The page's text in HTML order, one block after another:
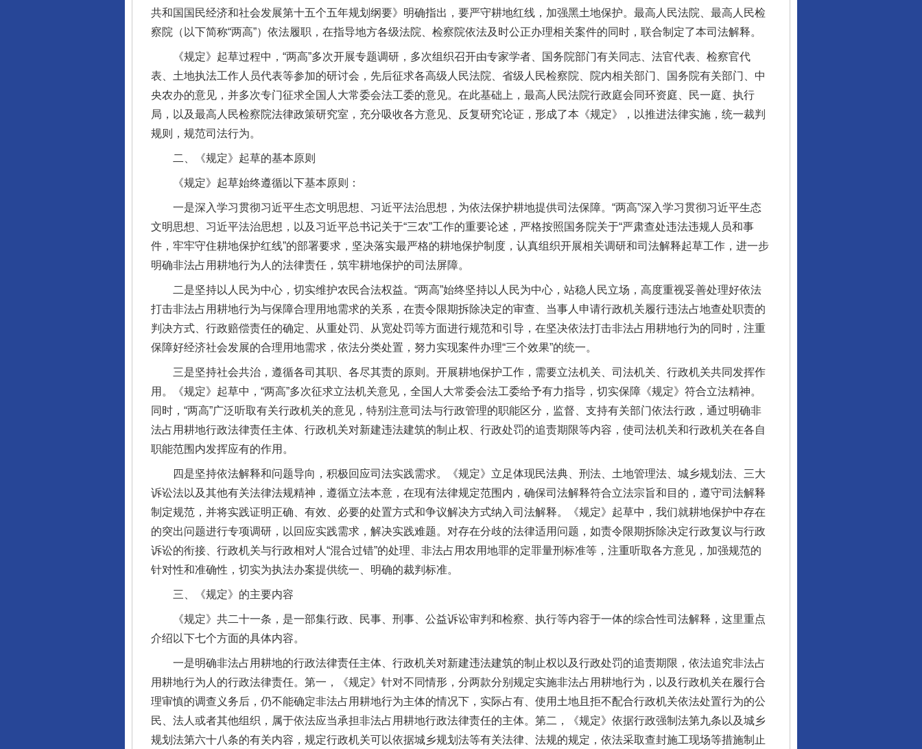
共和国国民经济和社会发展第十五个五年规划纲要》明确指出，要严守耕地红线，加强黑土地保护。最高人民法院、最高人民检
察院（以下简称“两高”）依法履职，在指导地方各级法院、检察院依法及时公正办理相关案件的同时，联合制定了本司法解释。
《规定》起草过程中，“两高”多次开展专题调研，多次组织召开由专家学者、国务院部门有关同志、法官代表、检察官代
表、土地执法工作人员代表等参加的研讨会，先后征求各高级人民法院、省级人民检察院、院内相关部门、国务院有关部门、中
央农办的意见，并多次专门征求全国人大常委会法工委的意见。在此基础上，最高人民法院行政庭会同环资庭、民一庭、执行
局，以及最高人民检察院法律政策研究室，充分吸收各方意见、反复研究论证，形成了本《规定》，以推进法律实施，统一裁判
规则，规范司法行为。
二、《规定》起草的基本原则
《规定》起草始终遵循以下基本原则：
一是深入学习贯彻习近平生态文明思想、习近平法治思想，为依法保护耕地提供司法保障。“两高”深入学习贯彻习近平生态
文明思想、习近平法治思想，以及习近平总书记关于“三农”工作的重要论述，严格按照国务院关于“严肃查处违法违规人员和事
件，牢牢守住耕地保护红线”的部署要求，坚决落实最严格的耕地保护制度，认真组织开展相关调研和司法解释起草工作，进一步
明确非法占用耕地行为人的法律责任，筑牢耕地保护的司法屏障。
二是坚持以人民为中心，切实维护农民合法权益。“两高”始终坚持以人民为中心，站稳人民立场，高度重视妥善处理好依法
打击非法占用耕地行为与保障合理用地需求的关系，在责令限期拆除决定的审查、当事人申请行政机关履行违法占地查处职责的
判决方式、行政赔偿责任的确定、从重处罚、从宽处罚等方面进行规范和引导，在坚决依法打击非法占用耕地行为的同时，注重
保障好经济社会发展的合理用地需求，依法分类处置，努力实现案件办理“三个效果”的统一。
三是坚持社会共治，遵循各司其职、各尽其责的原则。开展耕地保护工作，需要立法机关、司法机关、行政机关共同发挥作
用。《规定》起草中，“两高”多次征求立法机关意见，全国人大常委会法工委给予有力指导，切实保障《规定》符合立法精神。
同时，“两高”广泛听取有关行政机关的意见，特别注意司法与行政管理的职能区分，监督、支持有关部门依法行政，通过明确非
法占用耕地行政法律责任主体、行政机关对新建违法建筑的制止权、行政处罚的追责期限等内容，使司法机关和行政机关在各自
职能范围内发挥应有的作用。
四是坚持依法解释和问题导向，积极回应司法实践需求。《规定》立足体现民法典、刑法、土地管理法、城乡规划法、三大
诉讼法以及其他有关法律法规精神，遵循立法本意，在现有法律规定范围内，确保司法解释符合立法宗旨和目的，遵守司法解释
制定规范，并将实践证明正确、有效、必要的处置方式和争议解决方式纳入司法解释。《规定》起草中，我们就耕地保护中存在
的突出问题进行专项调研，以回应实践需求，解决实践难题。对存在分歧的法律适用问题，如责令限期拆除决定行政复议与行政
诉讼的衔接、行政机关与行政相对人“混合过错”的处理、非法占用农用地罪的定罪量刑标准等，注重听取各方意见，加强规范的
针对性和准确性，切实为执法办案提供统一、明确的裁判标准。
三、《规定》的主要内容
《规定》共二十一条，是一部集行政、民事、刑事、公益诉讼审判和检察、执行等内容于一体的综合性司法解释，这里重点
介绍以下七个方面的具体内容。
一是明确非法占用耕地的行政法律责任主体、行政机关对新建违法建筑的制止权以及行政处罚的追责期限，依法追究非法占
用耕地行为人的行政法律责任。第一，《规定》针对不同情形，分两款分别规定实施非法占用耕地行为，以及行政机关在履行合
理审慎的调查义务后，仍不能确定非法占用耕地行为主体的情况下，实际占有、使用土地且拒不配合行政机关依法处置行为的公
民、法人或者其他组织，属于依法应当承担非法占用耕地行政法律责任的主体。第二，《规定》依据行政强制法第九条以及城乡
规划法第六十八条的有关内容，规定行政机关可以依据城乡规划法等有关法律、法规的规定，依法采取查封施工现场等措施制止